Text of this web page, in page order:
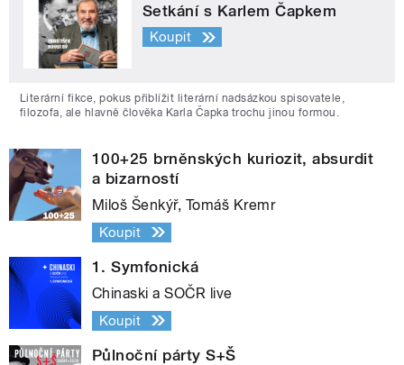
Setkání s Karlem Čapkem
Koupit
Literární fikce, pokus přiblížit literární nadsázkou spisovatele,
filozofa, ale hlavně člověka Karla Čapka trochu jinou formou.
100+25 brněnských kuriozit, absurdit
a bizarností
Miloš Šenkýř, Tomáš Kremr
Koupit
1. Symfonická
Chinaski a SOČR live
Koupit
Půlnoční párty S+Š